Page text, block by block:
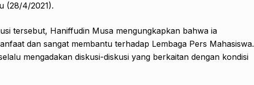
(28/4/2021).
tersebut, Haniffudin Musa mengungkapkan bahwa ia
dan sangat membantu terhadap Lembaga Pers Mahasiswa.
mengadakan diskusi-diskusi yang berkaitan dengan kondisi